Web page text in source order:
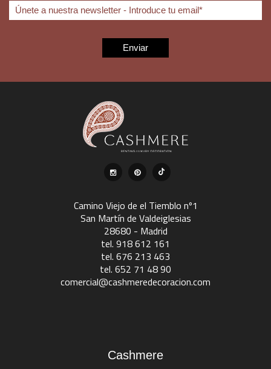
Camino Viejo de el Tiemblo nº1
San Martín de Valdeiglesias
28680 - Madrid
tel. 918 612 161
tel. 676 213 463
tel. 652 71 48 90
comercial@cashmeredecoracion.com
Cashmere